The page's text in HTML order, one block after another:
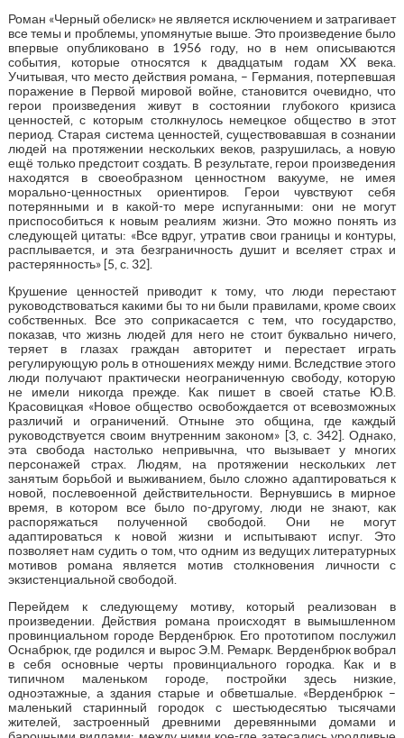
Роман «Черный обелиск» не является исключением и затрагивает
все темы и проблемы, упомянутые выше. Это произведение было
впервые опубликовано в 1956 году, но в нем описываются
события, которые относятся к двадцатым годам XX века.
Учитывая, что место действия романа, – Германия, потерпевшая
поражение в Первой мировой войне, становится очевидно, что
герои произведения живут в состоянии глубокого кризиса
ценностей, с которым столкнулось немецкое общество в этот
период. Старая система ценностей, существовавшая в сознании
людей на протяжении нескольких веков, разрушилась, а новую
ещё только предстоит создать. В результате, герои произведения
находятся в своеобразном ценностном вакууме, не имея
морально-ценностных ориентиров. Герои чувствуют себя
потерянными и в какой-то мере испуганными: они не могут
приспособиться к новым реалиям жизни. Это можно понять из
следующей цитаты: «Все вдруг, утратив свои границы и контуры,
расплывается, и эта безграничность душит и вселяет страх и
растерянность» [5, с. 32].
Крушение ценностей приводит к тому, что люди перестают
руководствоваться какими бы то ни были правилами, кроме своих
собственных. Все это соприкасается с тем, что государство,
показав, что жизнь людей для него не стоит буквально ничего,
теряет в глазах граждан авторитет и перестает играть
регулирующую роль в отношениях между ними. Вследствие этого
люди получают практически неограниченную свободу, которую
не имели никогда прежде. Как пишет в своей статье Ю.В.
Красовицкая «Новое общество освобождается от всевозможных
различий и ограничений. Отныне это община, где каждый
руководствуется своим внутренним законом» [3, с. 342]. Однако,
эта свобода настолько непривычна, что вызывает у многих
персонажей страх. Людям, на протяжении нескольких лет
занятым борьбой и выживанием, было сложно адаптироваться к
новой, послевоенной действительности. Вернувшись в мирное
время, в котором все было по-другому, люди не знают, как
распоряжаться полученной свободой. Они не могут
адаптироваться к новой жизни и испытывают испуг. Это
позволяет нам судить о том, что одним из ведущих литературных
мотивов романа является мотив столкновения личности с
экзистенциальной свободой.
Перейдем к следующему мотиву, который реализован в
произведении. Действия романа происходят в вымышленном
провинциальном городе Верденбрюк. Его прототипом послужил
Оснабрюк, где родился и вырос Э.М. Ремарк. Верденбрюк вобрал
в себя основные черты провинциального городка. Как и в
типичном маленьком городе, постройки здесь низкие,
одноэтажные, а здания старые и обветшалые. «Верденбрюк –
маленький старинный городок с шестьюдесятью тысячами
жителей, застроенный древними деревянными домами и